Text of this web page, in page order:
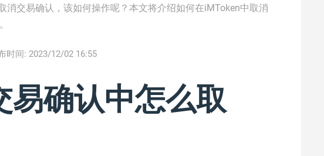
消交易确认，该如何操作呢？本文将介绍如何在iMToken中取消
时间: 2023/12/02 16:55
易确认中怎么取